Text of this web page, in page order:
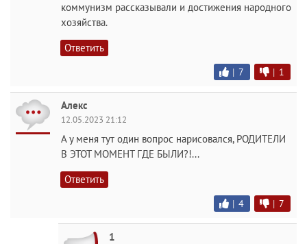
коммунизм рассказывали и достижения народного
хозяйства.
Ответить
| 7 | 1
Алекс
12.05.2023 21:12
А у меня тут один вопрос нарисовался, РОДИТЕЛИ
В ЭТОТ МОМЕНТ ГДЕ БЫЛИ?!...
Ответить
| 4 | 7
1